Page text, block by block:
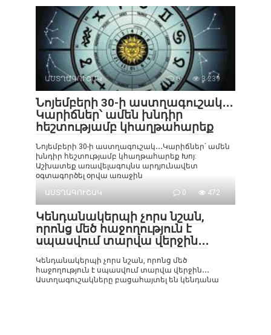
ԱՍՏՂԱԳՈՒՇԱԿ 0 3 239
Նոյեմբերի 30-ի աստղագուշակ․․․
Կարիճներ՝ ամեն խնդիր
հեշտությամբ կհաղթահարեք
Նոյեմբերի 30-ի աստղագուշակ․․․Կարիճներ՝ ամեն
խնդիր հեշտությամբ կհաղթահարեք Խոյ:
Աշխատեք առավելագույնս արդյունավետ
օգտագործել օրվա առաջին
ԱՍՏՂԱԳՈՒՇԱԿ
0 472
Կենդանակերպի չորս նշան,
որոնց մեծ հաջողություն է
սպասվում տարվա վերջին․․․
Կենդանակերպի չորս նշան, որոնց մեծ
հաջողություն է սպասվում տարվա վերջին․․․
Աստղագուշակները բացահայտել են կենդանա